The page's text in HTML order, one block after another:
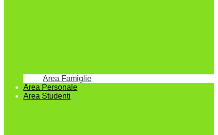
Area Famiglie
Area Personale
Area Studenti